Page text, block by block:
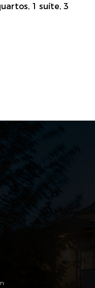
1 suíte, 3